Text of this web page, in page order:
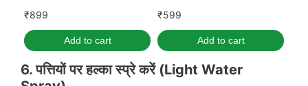
₹899
Add to cart
Gardening 10 kg
₹599
Add to cart
6.पत्तियों पर हल्का स्प्रे करें (Light Water